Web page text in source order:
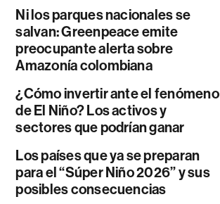
Ni los parques nacionales se
salvan: Greenpeace emite
preocupante alerta sobre
Amazonía colombiana
¿Cómo invertir ante el fenómeno
de El Niño? Los activos y
sectores que podrían ganar
Los países que ya se preparan
para el “Súper Niño 2026” y sus
posibles consecuencias